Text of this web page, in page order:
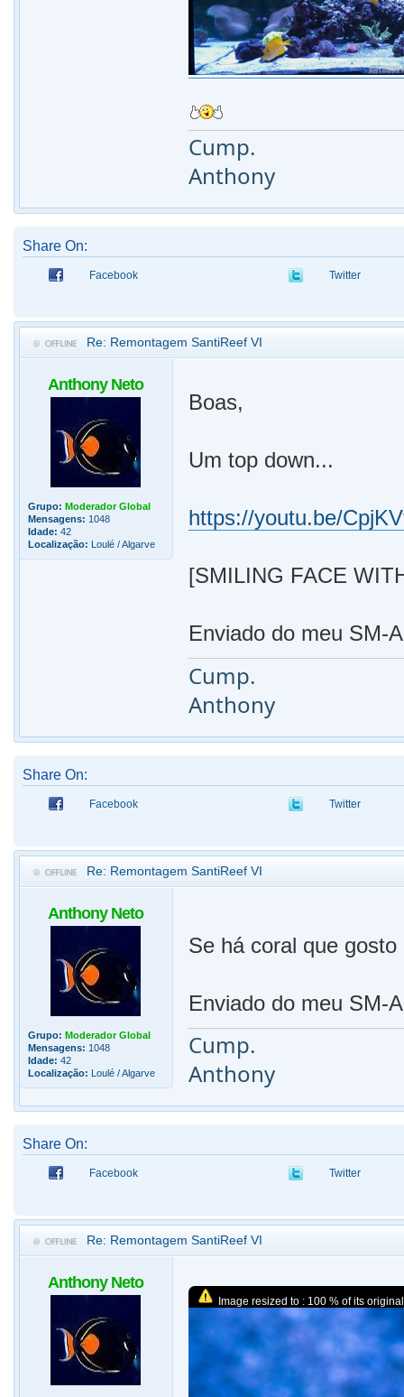
Cump.
Anthony
Share On:
Facebook Twitter
Re: Remontagem SantiReef VI
Anthony Neto
Grupo: Moderador Global
Mensagens: 1048
Idade: 42
Localização: Loulé / Algarve
Boas,
Um top down...
https://youtu.be/
[SMILING FACE
Enviado do meu SM-
Cump.
Anthony
Share On:
Facebook Twitter
Re: Remontagem SantiReef VI
Anthony Neto
Grupo: Moderador Global
Mensagens: 1048
Idade: 42
Localização: Loulé / Algarve
Se há coral que
Enviado do meu SM-
Cump.
Anthony
Share On:
Facebook Twitter
Re: Remontagem SantiReef VI
Anthony Neto
Image resized to : 100 % of its